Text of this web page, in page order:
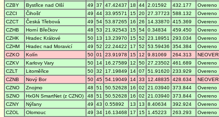
CZBY
Bystřice nad Olší 49 37 47.42437 18 44 2.01592 432.177
Overeno
CZCI
Čihošť 49 44 33.95571 15 20 27.37723 588.132
Overeno
CZCT
Česká Třebová 49 54 53.87265 16 26 14.33870 415.369
Overeno
CZHB
Horní Břečkov 48 53 21.92543 15 54 0.34834 459.450
Overeno
CZHK
Hradec Králové 50 13 13.23970 15 52 23.18951 293.034
Overeno
CZHM
Hradec nad Moravicí 49 52 22.24422 17 52 53.59436 354.384
Overeno
CZKO
Kolín 50 01 23.91978 15 12 9.81069 264.313
CZKV
Karlovy Vary 50 14 16.27589 12 50 27.23502 461.689
Overeno
CZLT
Litoměřice 50 32 17.19849 14 07 51.91620 233.929
Overeno
CZNB
Nový Bor 50 45 54.19049 14 33 12.48835 428.634
CZNO
Znojmo 48 51 50.52628 16 02 21.03940 373.844
Overeno
SZNO
HxGN SmartNet (z CZNO) 48 51 50.52628 16 02 21.03940 373.844
Overeno
CZNY
Nýřany 49 43 0.55892 13 13 8.40634 392.924
Overeno
CZOL
Olomouc 49 34 16.13468 17 15 1.45223 263.293
Overeno